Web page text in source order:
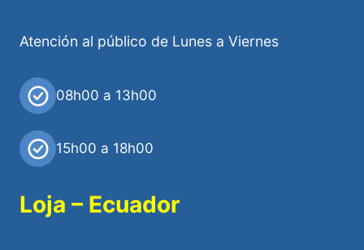
Atención al público de Lunes a Viernes
08h00 a 13h00
15h00 a 18h00
Loja – Ecuador